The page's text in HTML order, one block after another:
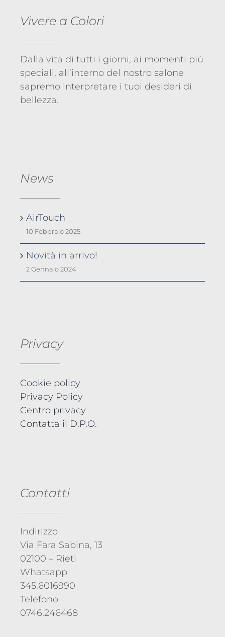
Vivere a Colori
Dalla vita di tutti i giorni, ai momenti più
speciali, all’interno del nostro salone
sapremo interpretare i tuoi desideri di
bellezza.
News
AirTouch
10 Febbraio 2025
Novità in arrivo!
2 Gennaio 2024
Privacy
Cookie policy
Privacy Policy
Centro privacy
Contatta il D.P.O.
Contatti
Indirizzo
Via Fara Sabina, 13
02100 – Rieti
Whatsapp
345.6016990
Telefono
0746.246468